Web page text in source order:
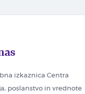
izkaznica Centra
poslanstvo in vrednote